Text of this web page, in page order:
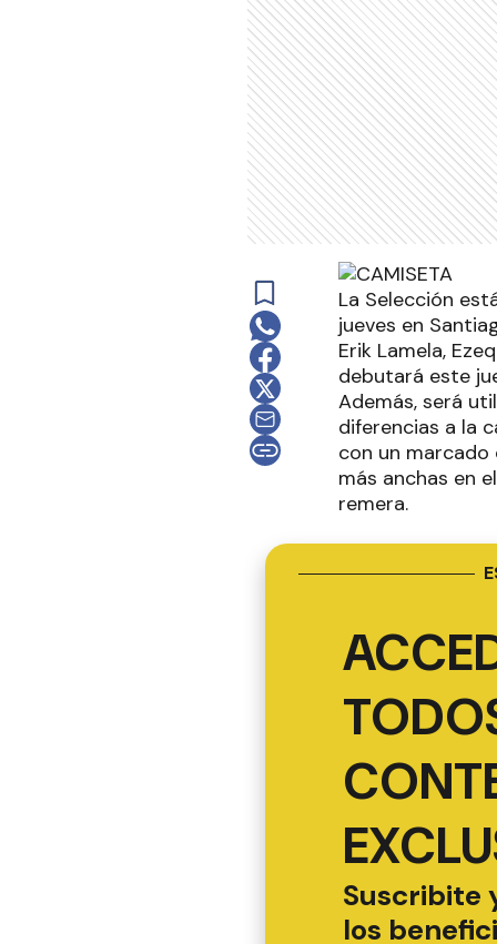
La Selección
jueves en
Erik Lamela,
debutará este
Además, será
diferencias a la
con un marcado
más anchas en
remera.
Suscribite
los